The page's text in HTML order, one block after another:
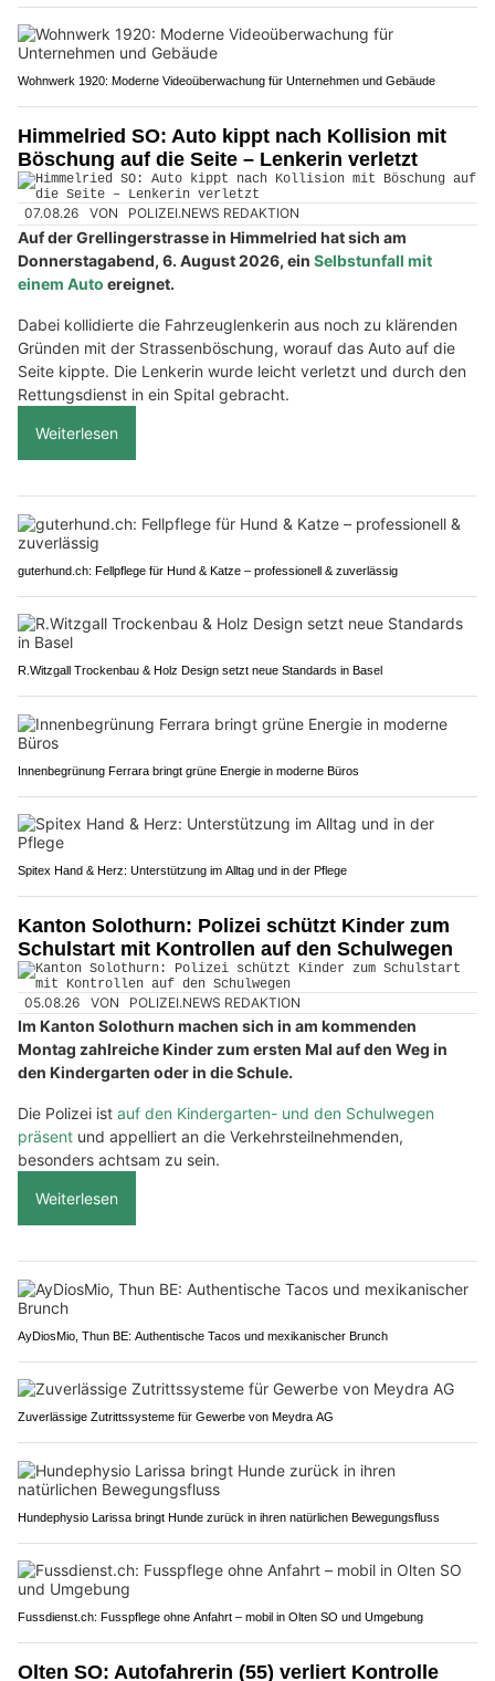
Wohnwerk 1920: Moderne Videoüberwachung für Unternehmen und Gebäude
Himmelried SO: Auto kippt nach Kollision mit
Böschung auf die Seite – Lenkerin verletzt
07.08.26 VON POLIZEI.NEWS REDAKTION
Auf der Grellingerstrasse in Himmelried hat sich am
Donnerstagabend, 6. August 2026, ein Selbstunfall mit
einem Auto ereignet.
Dabei kollidierte die Fahrzeuglenkerin aus noch zu klärenden
Gründen mit der Strassenböschung, worauf das Auto auf die
Seite kippte. Die Lenkerin wurde leicht verletzt und durch den
Rettungsdienst in ein Spital gebracht.
Weiterlesen
guterhund.ch: Fellpflege für Hund & Katze – professionell & zuverlässig
R.Witzgall Trockenbau & Holz Design setzt neue Standards in Basel
Innenbegrünung Ferrara bringt grüne Energie in moderne Büros
Spitex Hand & Herz: Unterstützung im Alltag und in der Pflege
Kanton Solothurn: Polizei schützt Kinder zum
Schulstart mit Kontrollen auf den Schulwegen
05.08.26 VON POLIZEI.NEWS REDAKTION
Im Kanton Solothurn machen sich in am kommenden
Montag zahlreiche Kinder zum ersten Mal auf den Weg in
den Kindergarten oder in die Schule.
Die Polizei ist auf den Kindergarten- und den Schulwegen
präsent und appelliert an die Verkehrsteilnehmenden,
besonders achtsam zu sein.
Weiterlesen
AyDiosMio, Thun BE: Authentische Tacos und mexikanischer Brunch
Zuverlässige Zutrittssysteme für Gewerbe von Meydra AG
Hundephysio Larissa bringt Hunde zurück in ihren natürlichen Bewegungsfluss
Fussdienst.ch: Fusspflege ohne Anfahrt – mobil in Olten SO und Umgebung
Olten SO: Autofahrerin (55) verliert Kontrolle